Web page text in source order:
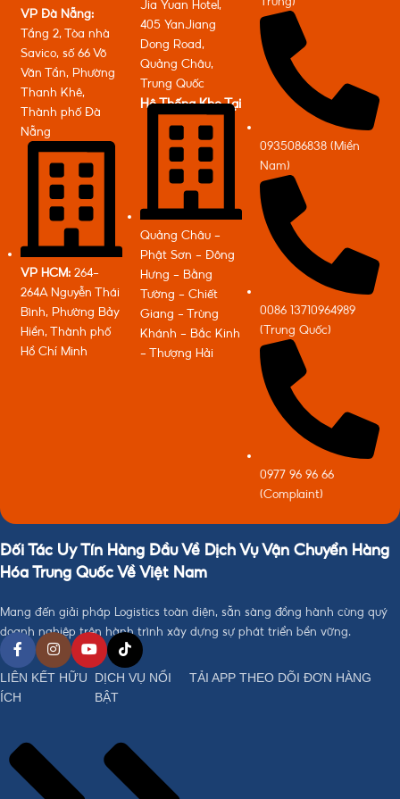
VP Đà Nẵng:
Tầng 2, Tòa nhà
Savico, số 66 Võ
Văn Tần, Phường
Thanh Khê,
Thành phố Đà
Nẵng
VP HCM: 264-
264A Nguyễn Thái
Bình, Phường Bảy
Hiền, Thành phố
Hồ Chí Minh
Jia Yuan Hotel,
405 YanJiang
Dong Road,
Quảng Châu,
Trung Quốc
Hệ Thống Kho Tại
Quảng Châu -
Phật Sơn - Đông
Hưng - Bằng
Tường - Chiết
Giang - Trùng
Khánh - Bắc Kinh
- Thượng Hải
0935086838 (Miền
Nam)
0086 13710964989
(Trung Quốc)
0977 96 96 66
(Complaint)
Đối Tác Uy Tín Hàng Đầu Về Dịch Vụ Vận Chuyển Hàng
Hóa Trung Quốc Về Việt Nam
Mang đến giải pháp Logistics toàn diện, sẵn sàng đồng hành cùng quý
doanh nghiệp trên hành trình xây dựng sự phát triển bền vững.
LIÊN KẾT HỮU
ÍCH
DỊCH VỤ NỔI
BẬT
TẢI APP THEO DÕI ĐƠN HÀNG